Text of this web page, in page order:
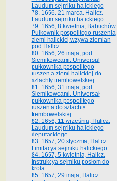
Laudum sejmiku halickiego
78. 1656, 21 marca, Halicz.
Laudum sejmiku halickiego
79. 1656, 8 kwietnia, Babuchów.
Pułkownik pospolitego ruszenia
ziemi halickiej wzywa ziemian
pod Halicz
80. 1656, 26 maja, pod
Siemikowcami. Uniwersał
pułkownika pospolitego
ruszenia ziemi halickiej do
szlachty trembowelskiej
81. 1656, 31 maja, pod
Siemikowcami. Uniwersał
pułkownika pospolitego
ruszenia do szlachty
trembowelskiej
82. 1656, 11 września, Halicz.
Laudum sejmiku halickiego
deputackiego
83. 1657, 20 stycznia, Halicz.
Limitacya sejmiku halickiego.
84. 1657, 5 kwietnia, Halicz.
Instrukcya sejmiku posłom do
króla
85. 1657, 29 maja, Halicz.